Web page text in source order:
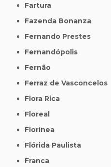
Fartura
Fazenda Bonanza
Fernando Prestes
Fernandópolis
Fernão
Ferraz de Vasconcelos
Flora Rica
Floreal
Florínea
Flórida Paulista
Franca